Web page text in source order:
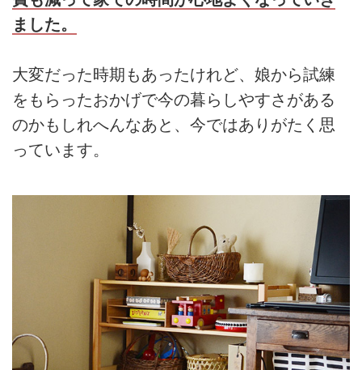
ました。
大変だった時期もあったけれど、娘から試練
をもらったおかげで今の暮らしやすさがある
のかもしれへんなあと、今ではありがたく思
っています。